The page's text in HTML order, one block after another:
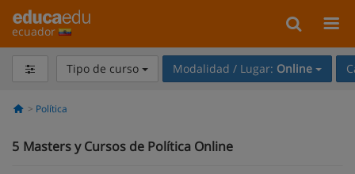
ecuador
Tipo de curso Modalidad / Lugar: Online
Política
5 Masters y Cursos de Política Online